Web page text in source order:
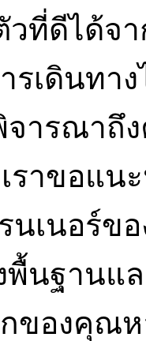
วที่ดีได้จ
เดินทาง
ารณาถึ
าขอแน
นเนอร์ข
พื้นฐาน
ของคุณ